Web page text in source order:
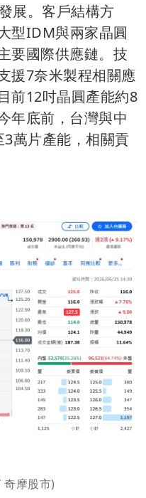
展。客戶結構方
型IDM與兩家晶圓
要國際供應鏈。技
援7奈米製程相關應
前12吋晶圓產能約8
年底前，台灣與中
萬片產能，相關貢
摩股市)